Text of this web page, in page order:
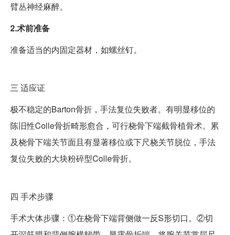
臂丛神经麻醉。
2.术前准备
准备适当的内固定器材，如螺丝钉。
三 适应证
极不稳定的Barton骨折，手法复位失败者。有明显移位的
陈旧性Colle骨折畸形愈合，可行桡骨下端截骨植骨术。累
及桡骨下端关节面且有显著移位或下尺桡关节脱位，手法
复位失败的大块粉碎型Colle骨折。
四 手术步骤
手术大体步骤：①在桡骨下端背侧做一反S形切口。②切